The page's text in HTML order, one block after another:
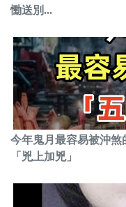
慟送別...
今年鬼月最容易被沖
「兇上加兇」